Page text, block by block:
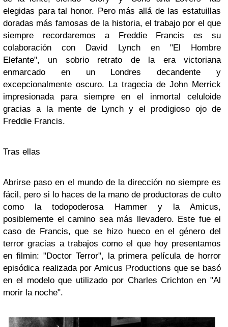
elegidas para tal honor. Pero más allá de las estatuillas
doradas más famosas de la historia, el trabajo por el que
siempre recordaremos a
Freddie Francis es su
colaboración con
David Lynchen "El Hombre
Elefante", un sobrio retrato de la era victoriana
enmarcado en un Londres decandente y
excepcionalmente oscuro. La tragecia de John Merrick
impresionada para siempre en el inmortal celuloide
gracias a la mente de Lynch y el prodigioso ojo de
Freddie Francis.
Tras ellas
Abrirse paso en el mundo de la dirección no siempre es
fácil, pero si lo haces de la mano de productoras de culto
como la todopoderosa Hammer y la Amicus,
posiblemente el camino sea más llevadero. Este fue el
caso de Francis, que se hizo hueco en el género del
terror gracias a trabajos como el que hoy presentamos
en filmin: "Doctor Terror", la primera película de horror
episódica realizada por Amicus Productions que se basó
en el modelo que utilizado por Charles Crichton en "Al
morir la noche".